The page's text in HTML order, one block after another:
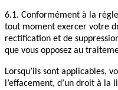
6.1. Conformément à la
tout moment exercer votre
rectification et de
que vous opposez au
Lorsqu’ils sont applicables,
l’effacement, d’un droit à